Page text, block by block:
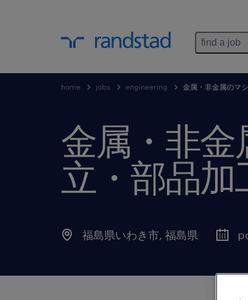
find a job
home jobs engineering 金属・非金属のマ
金属・非金
立・部品加
福島県いわき市, 福島県